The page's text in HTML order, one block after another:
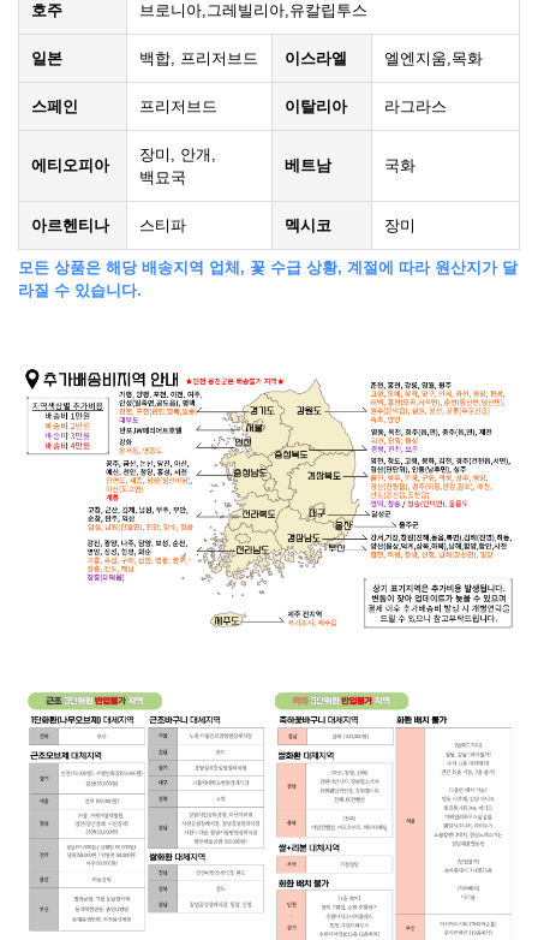
호주 브로니아,그레빌리아,유칼립투스
일본 백합, 프리저브드 이스라엘 엘엔지움,목화
스페인 프리저브드 이탈리아 라그라스
에티오피아
장미, 안개,
백묘국
베트남 국화
아르헨티나 스티파 멕시코 장미
모든 상품은 해당 배송지역 업체, 꽃 수급 상황, 계절에 따라 원산지가 달
라질 수 있습니다.